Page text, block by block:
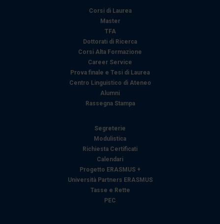
Corsi di Laurea
Master
TFA
Dottorati di Ricerca
Corsi Alta Formazione
Career Service
Prova finale e Tesi di Laurea
Centro Linguistico di Ateneo
Alumni
Rassegna Stampa
Segreterie
Modulistica
Richiesta Certificati
Calendari
Progetto ERASMUS +
Università Partners ERASMUS
Tasse e Rette
PEC